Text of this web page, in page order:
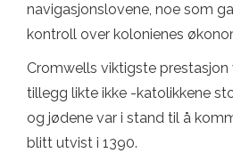
navigasjonslovene, noe som
kontroll over kolonienes
Cromwells viktigste prestasjon
tillegg likte ikke -katolikkene
og jødene var i stand til å
blitt utvist i 1390.